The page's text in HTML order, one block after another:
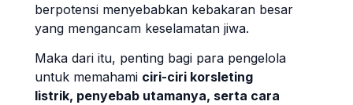
berpotensi menyebabkan kebakaran besar
yang mengancam keselamatan jiwa.
Maka dari itu, penting bagi para pengelola
untuk memahami ciri-ciri korsleting
listrik, penyebab utamanya, serta cara